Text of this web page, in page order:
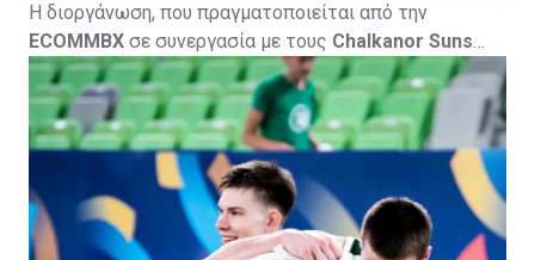
Η διοργάνωση, που πραγματοποιείται από την
ECOMMBX σε συνεργασία με τους Chalkanor Suns
Basketball Academy , φιλοξενείται από τηνΠετρολίνα
ΑΕΚ Λάρνακαςκαι τελεί υπό την αιγίδα τηςΚυπριακής
Ομοσπονδίας Καλαθοσφαίρισης, με το
CyprusBasket.netως Media Partner.